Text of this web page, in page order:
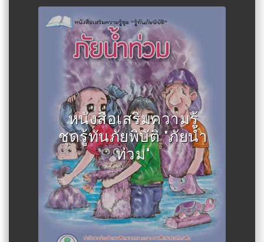
หนังสือเสริมความรู้
ชุดรู้ทันภัยพิบัติ "ภัยน้ำ
ท่วม"
Author :สำนักงานส่งเสริมการ
ศึกษานอกระบบและการศึกษาตาม
อัธยาศัย